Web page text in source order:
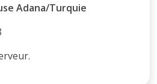
Adana/Turquie